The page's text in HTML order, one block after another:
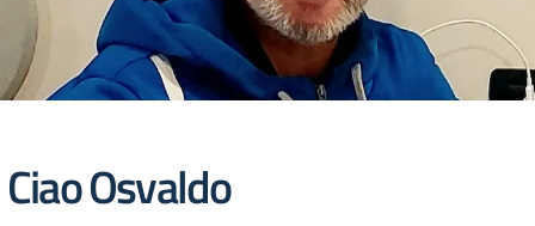
Ciao Osvaldo